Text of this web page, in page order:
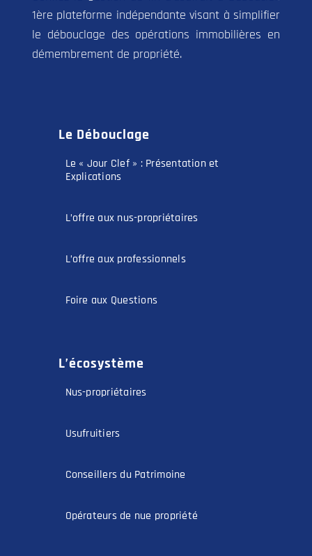
le débouclage des opérations immobilières en
démembrement de propriété.
Le « Jour Clef » : Présentation et
Explications
Nus-propriétaires